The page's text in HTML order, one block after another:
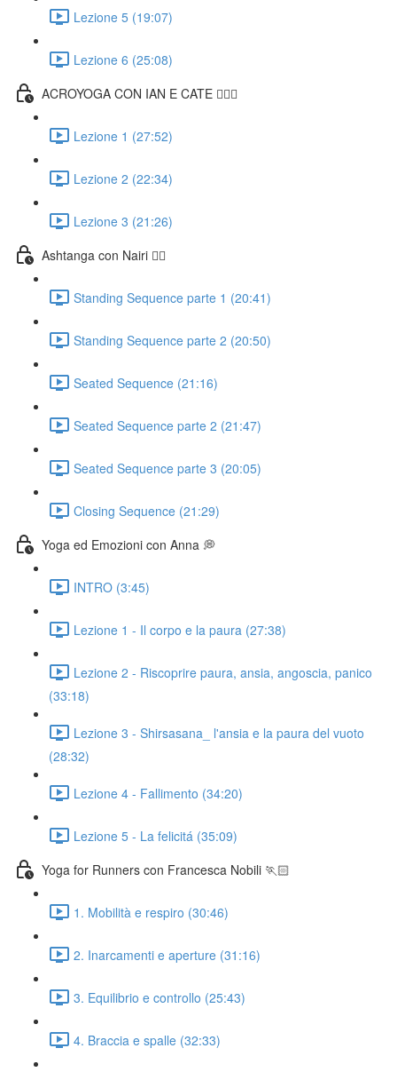
Lezione 5 (19:07)
Lezione 6 (25:08)
ACROYOGA CON IAN E CATE 🤸🏻‍♀️
Lezione 1 (27:52)
Lezione 2 (22:34)
Lezione 3 (21:26)
Ashtanga con Nairi 🧘‍♀️
Standing Sequence parte 1 (20:41)
Standing Sequence parte 2 (20:50)
Seated Sequence (21:16)
Seated Sequence parte 2 (21:47)
Seated Sequence parte 3 (20:05)
Closing Sequence (21:29)
Yoga ed Emozioni con Anna 💭
INTRO (3:45)
Lezione 1 - Il corpo e la paura (27:38)
Lezione 2 - Riscoprire paura, ansia, angoscia, panico
(33:18)
Lezione 3 - Shirsasana_ l'ansia e la paura del vuoto
(28:32)
Lezione 4 - Fallimento (34:20)
Lezione 5 - La felicitá (35:09)
Yoga for Runners con Francesca Nobili 🏃🏻
1. Mobilità e respiro (30:46)
2. Inarcamenti e aperture (31:16)
3. Equilibrio e controllo (25:43)
4. Braccia e spalle (32:33)